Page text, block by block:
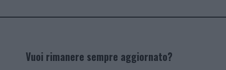
Vuoi rimanere sempre aggiornato?